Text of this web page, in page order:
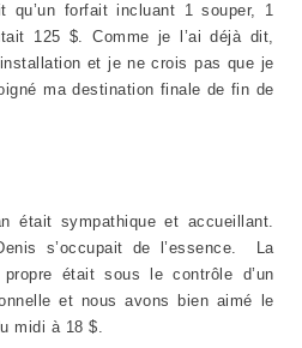
forfait incluant 1 souper, 1
125 $. Comme je l’ai déjà dit,
et je ne crois pas que je
ma destination finale de fin de
était sympathique et accueillant.
s’occupait de l’essence. La
était sous le contrôle d’un
et nous avons bien aimé le
midi à 18 $.